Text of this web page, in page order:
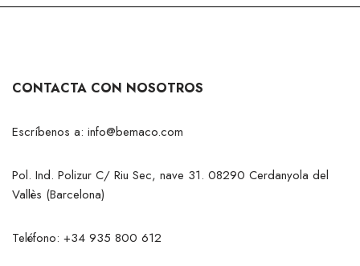
CONTACTA CON NOSOTROS
Escríbenos a: info@bemaco.com
Pol. Ind. Polizur C/ Riu Sec, nave 31. 08290 Cerdanyola del
Vallès (Barcelona)
Teléfono: +34 935 800 612